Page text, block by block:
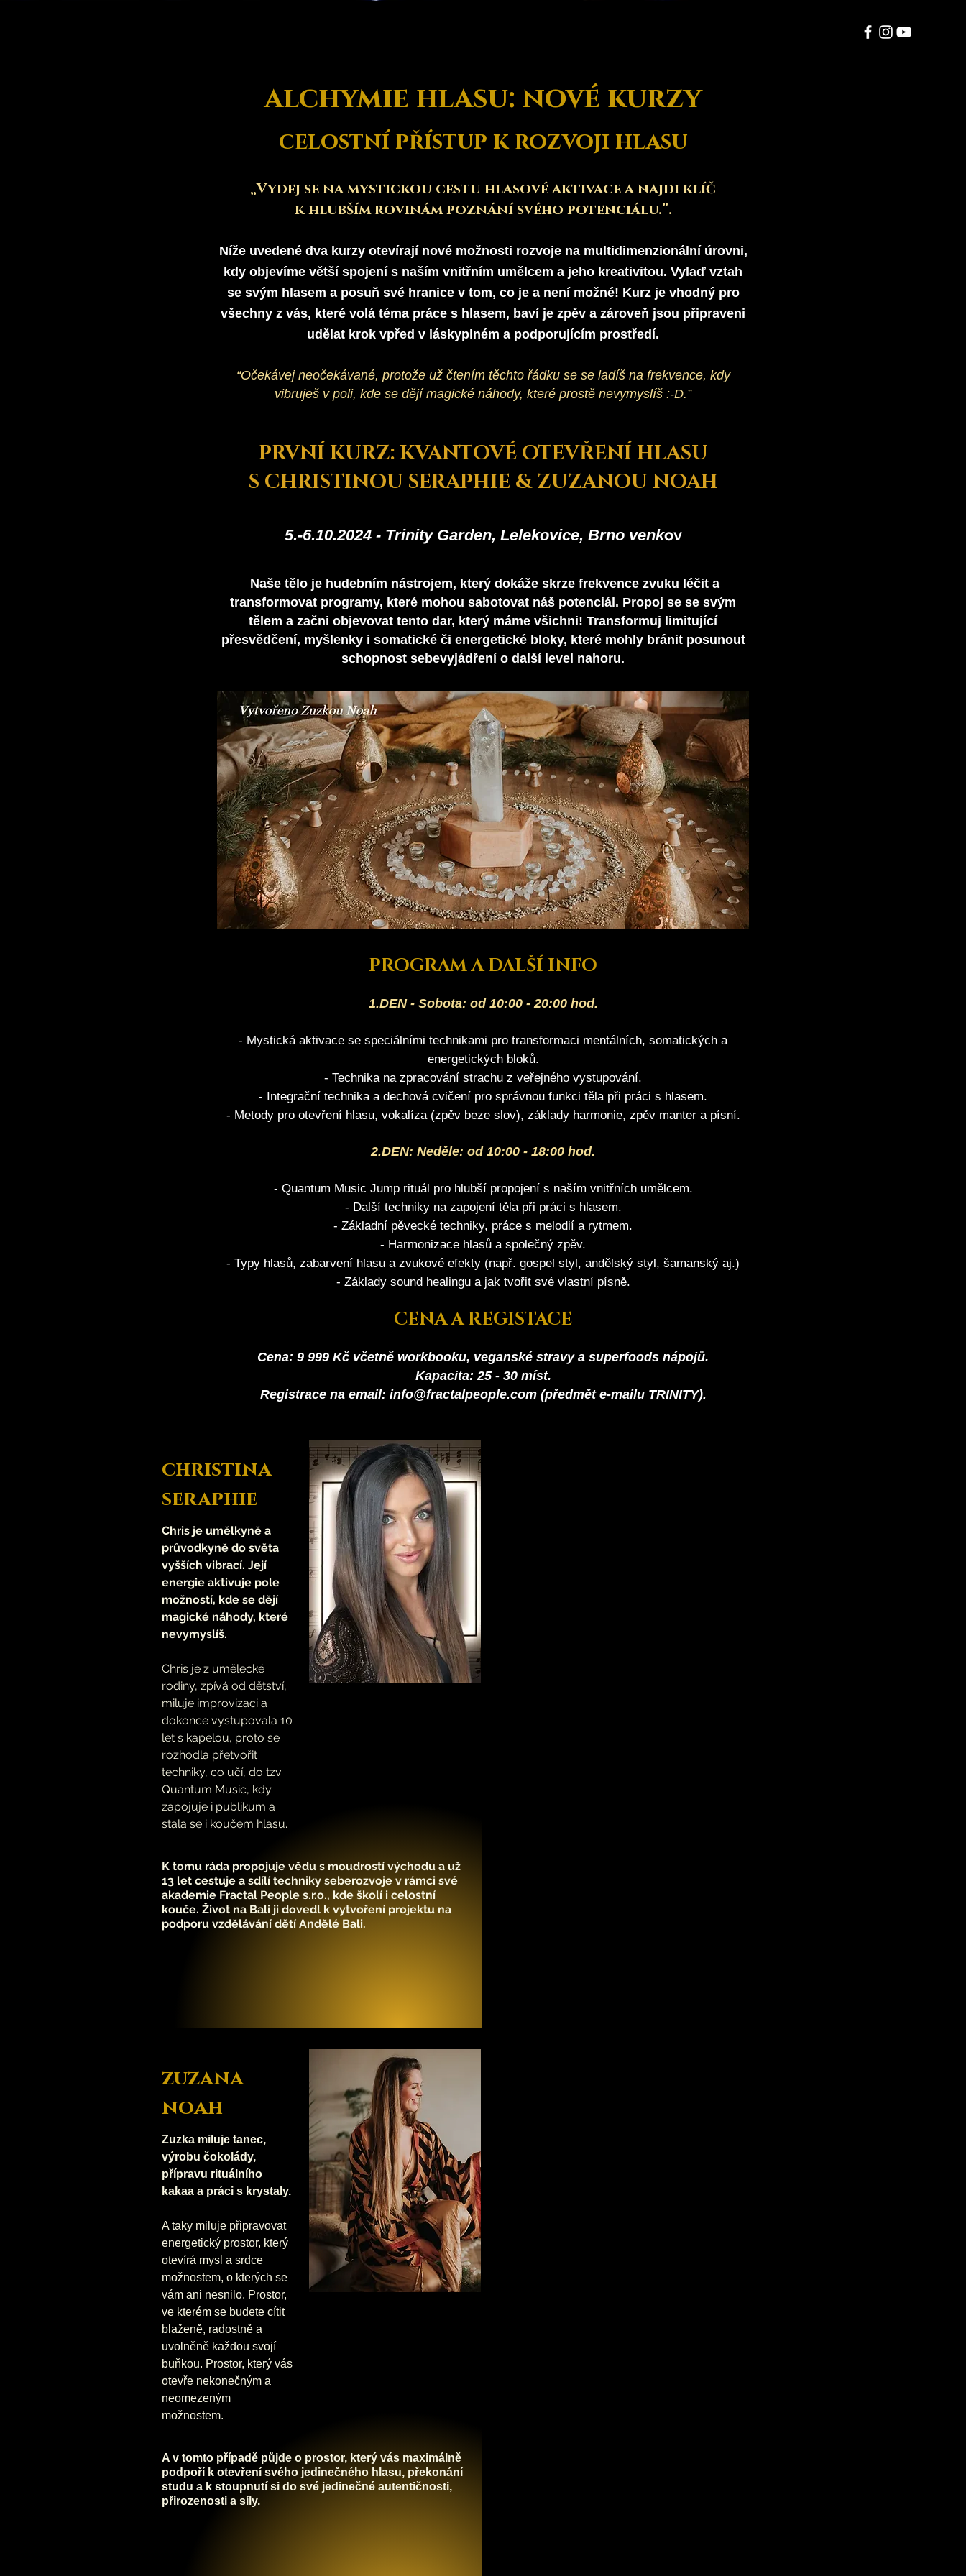
alchymie hlasu: nové kurzy
celostní přístup k rozvoji hlasu
„Vydej se na mystickou cestu hlasové aktivace a najdi klíč
k hlubším rovinám poznání svého potenciálu.”.
Níže uvedené dva kurzy otevírají nové možnosti rozvoje na multidimenzionální úrovni,
kdy objevíme větší spojení s naším vnitřním umělcem a jeho kreativitou. Vylaď vztah
se svým hlasem a posuň své hranice v tom, co je a není možné! Kurz je vhodný pro
všechny z vás, které volá téma práce s hlasem, baví je zpěv a zároveň jsou připraveni
udělat krok vpřed v láskyplném a podporujícím prostředí.
“Očekávej neočekávané, protože už čtením těchto řádku se se ladíš na frekvence, kdy
vibruješ v poli, kde se dějí magické náhody, které prostě nevymyslíš :-D.”
PRVNÍ KURZ: KVANTOVÉ OTEVŘENÍ HLASU
S CHRISTINOU SERAPHIE & ZUZANOU NOAH
5.-6.10.2024 - Trinity Garden, Lelekovice, Brno venkov
Naše tělo je hudebním nástrojem, který dokáže skrze frekvence zvuku léčit a
transformovat programy, které mohou sabotovat náš potenciál. Propoj se se svým
tělem a začni objevovat tento dar, který máme všichni! Transformuj limitující
přesvědčení, myšlenky i somatické či energetické bloky, které mohly bránit posunout
schopnost sebevyjádření o další level nahoru.
PROGRAM A DALŠÍ INFO
1.DEN - Sobota: od 10:00 - 20:00 hod.
- Mystická aktivace se speciálními technikami pro transformaci mentálních, somatických a
energetických bloků.
- Technika na zpracování strachu z veřejného vystupování.
- Integrační technika a dechová cvičení pro správnou funkci těla při práci s hlasem.
- Metody pro otevření hlasu, vokalíza (zpěv beze slov), základy harmonie, zpěv manter a písní.
2.DEN: Neděle: od 10:00 - 18:00 hod.
- Quantum Music Jump rituál pro hlubší propojení s naším vnitřních umělcem.
- Další techniky na zapojení těla při práci s hlasem.
- Základní pěvecké techniky, práce s melodií a rytmem.
- Harmonizace hlasů a společný zpěv.
- Typy hlasů, zabarvení hlasu a zvukové efekty (např. gospel styl, andělský styl, šamanský aj.)
- Základy sound healingu a jak tvořit své vlastní písně.
CENA A REGISTACE
Cena: 9 999 Kč včetně ​workbooku, veganské stravy a superfoods nápojů.
Kapacita: 25 - 30 míst.
Registrace na email: info@fractalpeople.com(předmět e-mailu TRINITY).
christina
seraphie
Chris je umělkyně a
průvodkyně do světa
vyšších vibrací. Její
energie aktivuje pole
možností, kde se dějí
magické náhody, které
nevymyslíš.
Chris je z umělecké
rodiny, zpívá od dětství,
miluje improvizaci a
dokonce vystupovala 10
let s kapelou, proto se
rozhodla přetvořit
techniky, co učí, do tzv.
Quantum Music, kdy
zapojuje i publikum a
stala se i koučem hlasu.
K tomu ráda propojuje vědu s moudrostí východu a už
13 let cestuje a sdílí techniky seberozvoje v rámci své
akademie Fractal People s.r.o., kde školí i celostní
kouče. Život na Bali ji dovedl k vytvoření projektu na
podporu vzdělávání dětí Andělé Bali.
zuzana
noah
Zuzka miluje tanec,
výrobu čokolády,
přípravu rituálního
kakaa a práci s krystaly.
A taky miluje připravovat
energetický prostor, který
otevírá mysl a srdce
možnostem, o kterých se
vám ani nesnilo. Prostor,
ve kterém se budete cítit
blaženě, radostně a
uvolněně každou svojí
buňkou. Prostor, který vás
otevře nekonečným a
neomezeným
možnostem.
A v tomto případě půjde o prostor, který vás maximálně
podpoří k otevření svého jedinečného hlasu, překonání
studu a k stoupnutí si do své jedinečné autentičnosti,
přirozenosti a síly.